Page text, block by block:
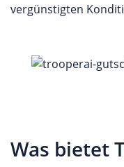
vergünstigten
Was bietet